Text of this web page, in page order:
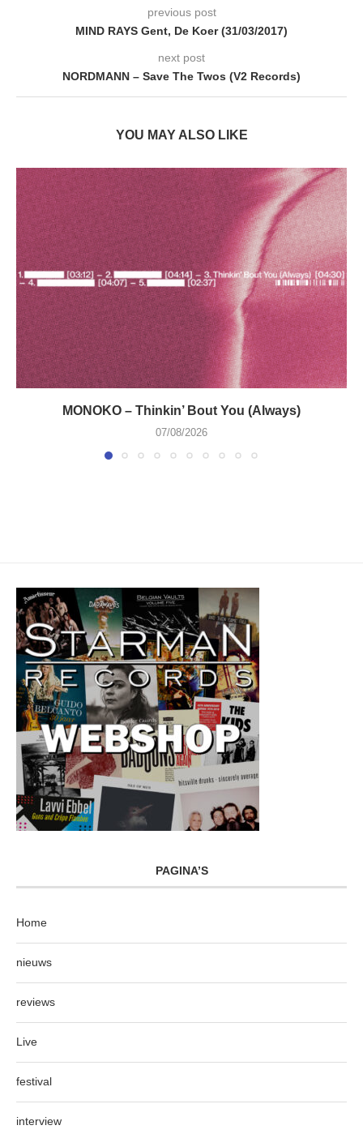
previous post
MIND RAYS Gent, De Koer (31/03/2017)
next post
NORDMANN – Save The Twos (V2 Records)
YOU MAY ALSO LIKE
MONOKO – Thinkin’ Bout You (Always)
07/08/2026
PAGINA’S
Home
nieuws
reviews
Live
festival
interview